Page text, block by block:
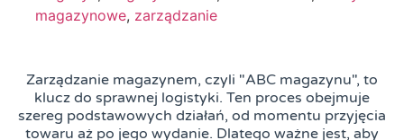
magazynowe, zarządzanie
Zarządzanie magazynem, czyli "ABC magazynu", to
klucz do sprawnej logistyki. Ten proces obejmuje
szereg podstawowych działań, od momentu przyjęcia
towaru aż po jego wydanie. Dlatego ważne jest, aby